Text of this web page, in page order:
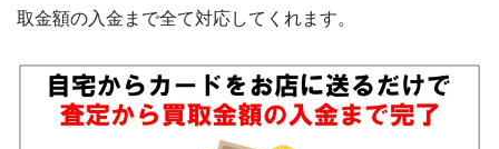
取金額の入金まで全て対応してくれます。